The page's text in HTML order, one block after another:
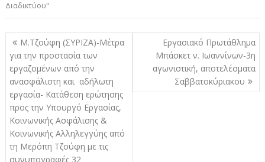
Διαδικτύου"
Πλοήγηση
άρθρων
Μ.Τζούφη (ΣΥΡΙΖΑ)-Μέτρα
για την προστασία των
εργαζομένων από την
ανασφάλιστη και αδήλωτη
εργασία- Κατάθεση ερώτησης
προς την Υπουργό Εργασίας,
Κοινωνικής Ασφάλισης &
Κοινωνικής Αλληλεγγύης από
τη Μερόπη Τζούφη με τις
συνυπογραφές 32
Εργασιακό Πρωτάθλημα
Μπάσκετ ν. Ιωαννίνων-3η
αγωνιστική, αποτελέσματα
Σαββατοκύριακου